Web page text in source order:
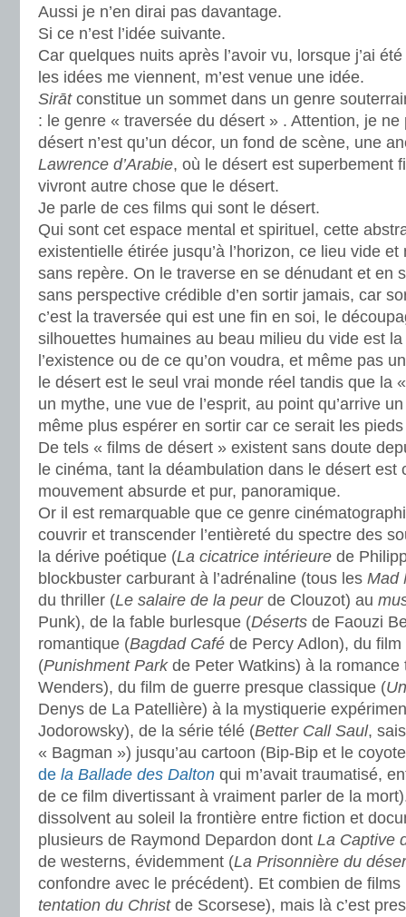
Aussi je n’en dirai pas davantage.
Si ce n’est l’idée suivante.
Car quelques nuits après l’avoir vu, lorsque j’ai
les idées me viennent, m’est venue une idée.
Sirātconstitue un sommet dans un genre
: le genre « traversée du désert » . Attention, je
désert n’est qu’un décor, un fond de scène, une
Lawrence d’Arabie, où le désert est superbement
vivront autre chose que le désert.
Je parle de ces films qui sont le désert.
Qui sont cet espace mental et spirituel, cette
existentielle étirée jusqu’à l’horizon, ce lieu vide
sans repère. On le traverse en se dénudant et en
sans perspective crédible d’en sortir jamais, car
c’est la traversée qui est une fin en soi, le
silhouettes humaines au beau milieu du vide est
l’existence ou de ce qu’on voudra, et même pas
le désert est le seul vrai monde réel tandis que la
un mythe, une vue de l’esprit, au point qu’arrive
même plus espérer en sortir car ce serait les
De tels « films de désert » existent sans doute
le cinéma, tant la déambulation dans le désert est
mouvement absurde et pur, panoramique.
Or il est remarquable que ce genre
couvrir et transcender l’entièreté du spectre des
la dérive poétique (La cicatrice intérieure de
blockbuster carburant à l’adrénaline (tous les Mad
du thriller (Le salaire de la peurde Clouzot) au
Punk), de la fable burlesque (Déserts de Faouzi
romantique (Bagdad Café de Percy Adlon), du
(Punishment Park de Peter Watkins) à la romance
Wenders), du film de guerre presque classique (
Denys de La Patellière) à la mystiquerie
Jodorowsky), de la série télé (Better Call Saul,
« Bagman ») jusqu’au cartoon (Bip-Bip et le
de la Ballade des Dalton qui m’avait traumatisé,
de ce film divertissant à vraiment parler de la
dissolvent au soleil la frontière entre fiction et
plusieurs de Raymond Depardon dont La Captive
de westerns, évidemment (La Prisonnière du
confondre avec le précédent). Et combien de films
tentation du Christde Scorsese), mais là c’est